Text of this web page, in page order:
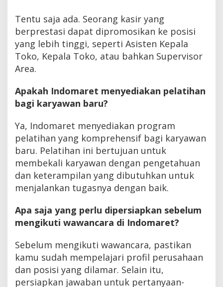
Tentu saja ada. Seorang kasir yang
berprestasi dapat dipromosikan ke posisi
yang lebih tinggi, seperti Asisten Kepala
Toko, Kepala Toko, atau bahkan Supervisor
Area.
Apakah Indomaret menyediakan pelatihan
bagi karyawan baru?
Ya, Indomaret menyediakan program
pelatihan yang komprehensif bagi karyawan
baru. Pelatihan ini bertujuan untuk
membekali karyawan dengan pengetahuan
dan keterampilan yang dibutuhkan untuk
menjalankan tugasnya dengan baik.
Apa saja yang perlu dipersiapkan sebelum
mengikuti wawancara di Indomaret?
Sebelum mengikuti wawancara, pastikan
kamu sudah mempelajari profil perusahaan
dan posisi yang dilamar. Selain itu,
persiapkan jawaban untuk pertanyaan-